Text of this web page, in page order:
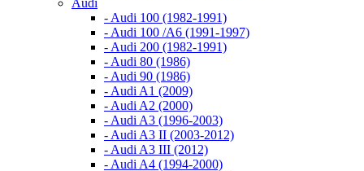
Audi
- Audi 100 (1982-1991)
- Audi 100 /A6 (1991-1997)
- Audi 200 (1982-1991)
- Audi 80 (1986)
- Audi 90 (1986)
- Audi A1 (2009)
- Audi A2 (2000)
- Audi A3 (1996-2003)
- Audi A3 II (2003-2012)
- Audi A3 III (2012)
- Audi A4 (1994-2000)